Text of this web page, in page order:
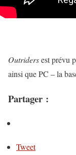
Outridersest prévu
ainsi que PC – la
Partager :
Tweet